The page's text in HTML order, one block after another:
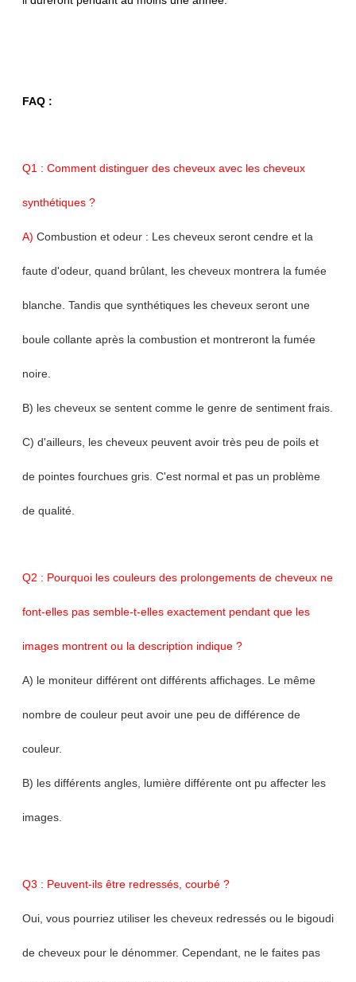
FAQ :
Q1 : Comment distinguer des cheveux avec les cheveux
synthétiques ?
A) Combustion et odeur : Les cheveux seront cendre et la
faute d'odeur, quand brûlant, les cheveux montrera la fumée
blanche. Tandis que synthétiques les cheveux seront une
boule collante après la combustion et montreront la fumée
noire.
B) les cheveux se sentent comme le genre de sentiment frais.
C) d'ailleurs, les cheveux peuvent avoir très peu de poils et
de pointes fourchues gris. C'est normal et pas un problème
de qualité.
Q2 : Pourquoi les couleurs des prolongements de cheveux ne
font-elles pas semble-t-elles exactement pendant que les
images montrent ou la description indique ?
A) le moniteur différent ont différents affichages. Le même
nombre de couleur peut avoir une peu de différence de
couleur.
B) les différents angles, lumière différente ont pu affecter les
images.
Q3 : Peuvent-ils être redressés, courbé ?
Oui, vous pourriez utiliser les cheveux redressés ou le bigoudi
de cheveux pour le dénommer. Cependant, ne le faites pas